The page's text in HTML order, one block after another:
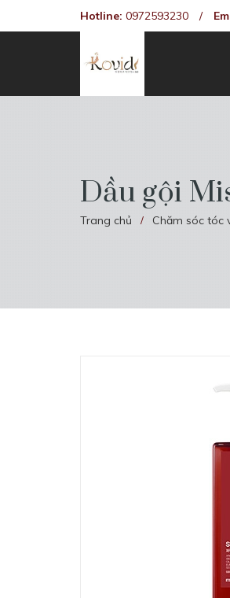
Hotline: 0972593230 /
Dầu gội
Trang chủ / Chăm sóc tóc